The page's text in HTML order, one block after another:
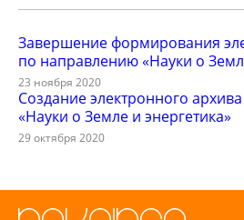
Завершение формирования
по направлению «Науки о
23 ноября 2020
Создание электронного
«Науки о Земле и энергетика»
29 октября 2020